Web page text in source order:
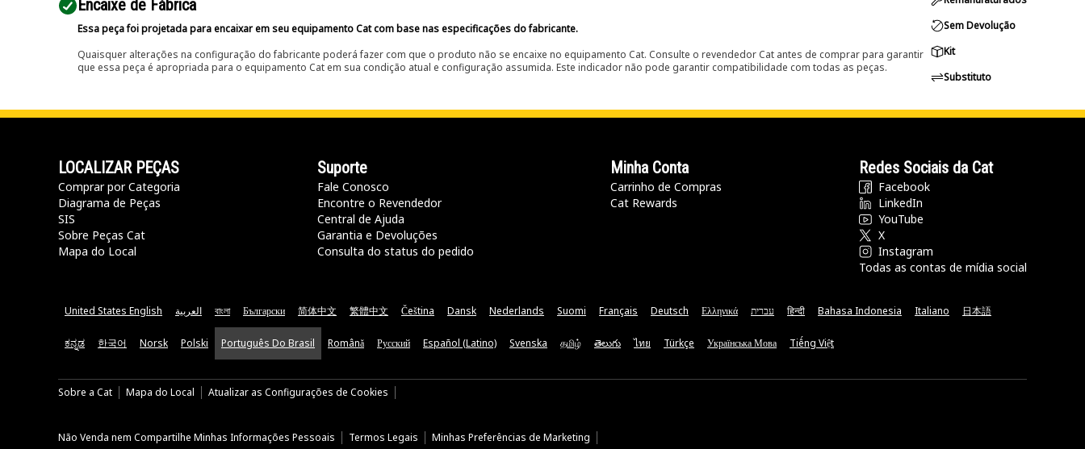
Encaixe de Fábrica
Essa peça foi projetada para encaixar em seu equipamento Cat com base nas especificações do fabricante.
Quaisquer alterações na configuração do fabricante poderá fazer com que o produto não se encaixe no equipamento Cat. Consulte o revendedor Cat antes de comprar para garantir
que essa peça é apropriada para o equipamento Cat em sua condição atual e configuração assumida. Este indicador não pode garantir compatibilidade com todas as peças.
Sem Devolução
Kit
Substituto
LOCALIZAR PEÇAS
Comprar por Categoria
Diagrama de Peças
SIS
Sobre Peças Cat
Mapa do Local
Suporte
Fale Conosco
Encontre o Revendedor
Central de Ajuda
Garantia e Devoluções
Consulta do status do pedido
Minha Conta
Carrinho de Compras
Cat Rewards
Redes Sociais da Cat
Facebook
LinkedIn
YouTube
X
Instagram
Todas as contas de mídia social
United States English العربية বাংলা Български 简体中文 繁體中文 Čeština Dansk Nederlands Suomi Français Deutsch Ελληνικά עברית हिन्दी Bahasa Indonesia Italiano 日本語
ಕನ್ನಡ 한국어 Norsk Polski Português Do Brasil Română Русский Español (Latino) Svenska தமிழ் తెలుగు ไทย Türkçe Українська Мова Tiếng Việt
Sobre a Cat Mapa do Local Atualizar as Configurações de Cookies
Não Venda nem Compartilhe Minhas Informações Pessoais Termos Legais Minhas Preferências de Marketing